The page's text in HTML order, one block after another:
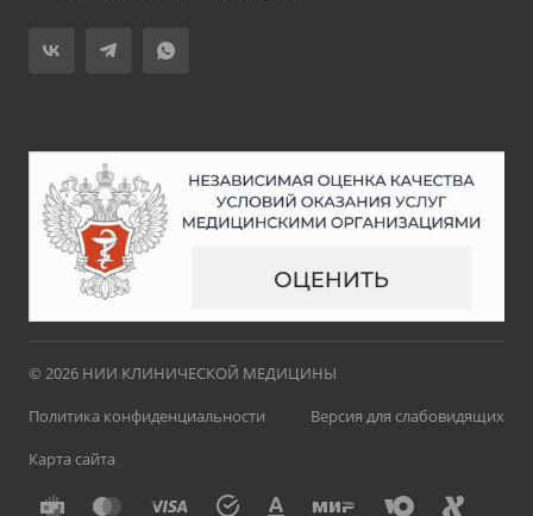
© 2026 НИИ КЛИНИЧЕСКОЙ МЕДИЦИНЫ
Политика конфиденциальности
Версия для слабовидящих
Карта сайта